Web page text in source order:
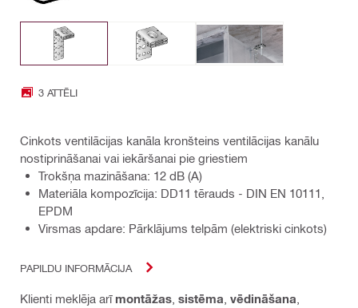
3 ATTĒLI
Cinkots ventilācijas kanāla kronšteins ventilācijas kanālu
nostiprināšanai vai iekāršanai pie griestiem
Trokšņa mazināšana: 12 dB (A)
Materiāla kompozīcija: DD11 tērauds - DIN EN 10111,
EPDM
Virsmas apdare: Pārklājums telpām (elektriski cinkots)
PAPILDU INFORMĀCIJA
Klienti meklēja arī montāžas sistēma vēdināšana